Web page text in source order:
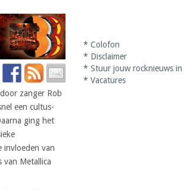
zanger Rob
een cultus-
ging het
invloeden van
Metallica
*Colofon
* Disclaimer
*Stuur jouw rocknieuws in
*Vacatures